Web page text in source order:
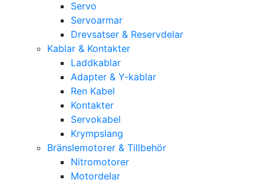
Servo
Servoarmar
Drevsatser & Reservdelar
Kablar & Kontakter
Laddkablar
Adapter & Y-kablar
Ren Kabel
Kontakter
Servokabel
Krympslang
Bränslemotorer & Tillbehör
Nitromotorer
Motordelar